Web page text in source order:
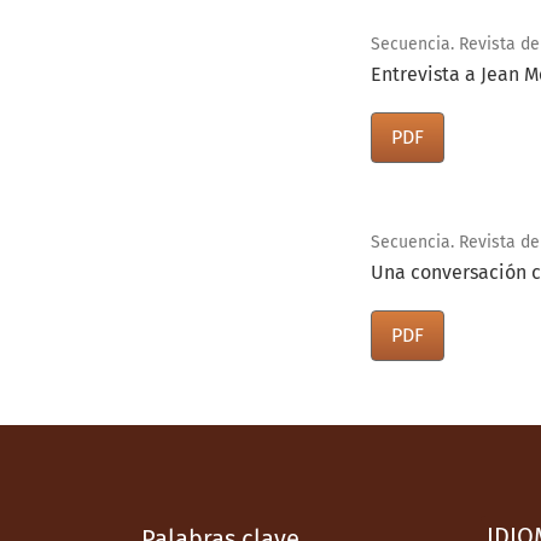
Secuencia. Revista
Entrevista a Jean
PDF
Secuencia. Revista
Una conversación
PDF